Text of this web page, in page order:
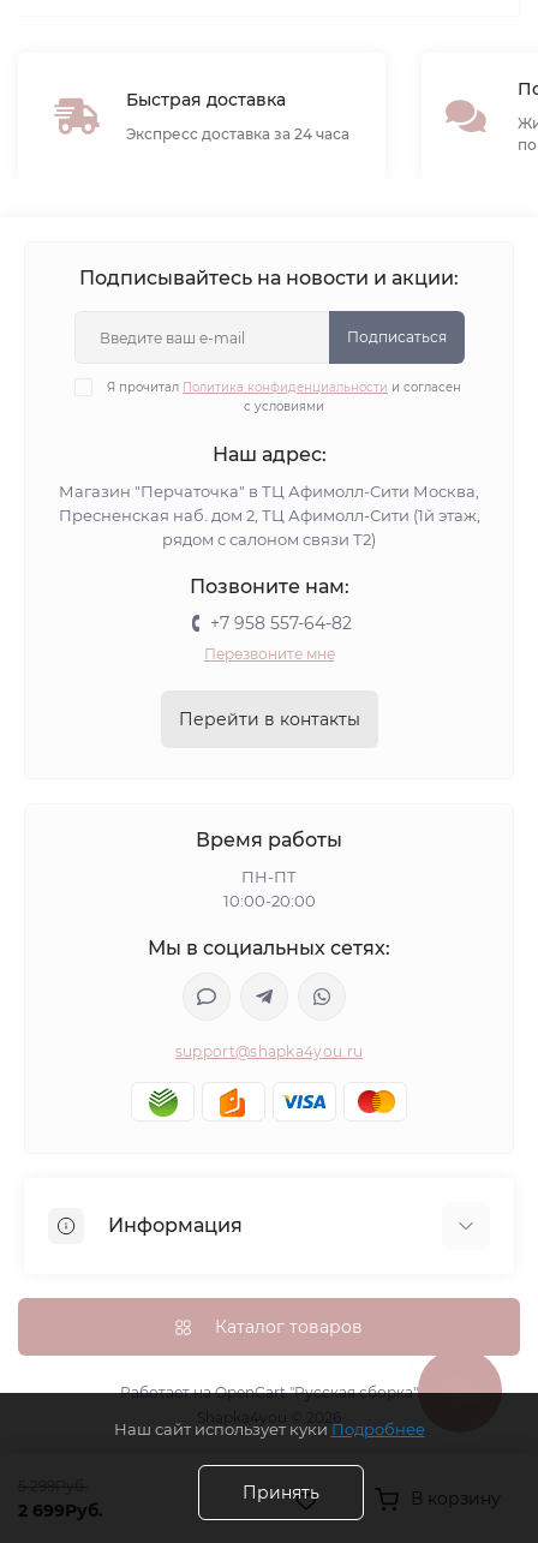
2 699Руб.
В корзину
Быстрая доставка
Экспресс доставка за 24 часа
Подписывайтесь на новости и акции:
Подписаться
Я прочитал Политика конфиденциальности и согласен
с условиями
Наш адрес:
Магазин "Перчаточка" в ТЦ Афимолл-Сити Москва,
Пресненская наб. дом 2, ТЦ Афимолл-Сити (1й этаж,
рядом с салоном связи Т2)
Позвоните нам:
+7 958 557-64-82
Перезвоните мне
Перейти в контакты
Время работы
ПН-ПТ
10:00-20:00
Мы в социальных сетях:
support@shapka4you.ru
Информация
Доставка, оплата и бонусные баллы
Гарантия возврата
Политика конфиденциальности
Контакты
Производители
Каталог товаров
Работает наOpenCart "Русская сборка"
Наш сайт использует куки Подробнее
Принять